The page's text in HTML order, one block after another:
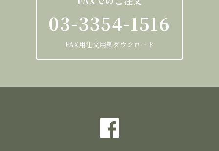
03-3354-1516
FAX用注文用紙ダウンロード